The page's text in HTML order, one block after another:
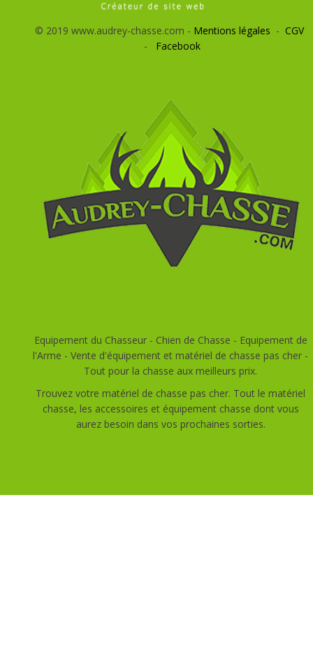
© 2019 www.audrey-chasse.com - Mentions légales - CGV
- Facebook
Equipement du Chasseur - Chien de Chasse - Equipement de
l'Arme - Vente d'équipement et matériel de chasse pas cher -
Tout pour la chasse aux meilleurs prix.
Trouvez votre matériel de chasse pas cher. Tout le matériel
chasse, les accessoires et équipement chasse dont vous
aurez besoin dans vos prochaines sorties.